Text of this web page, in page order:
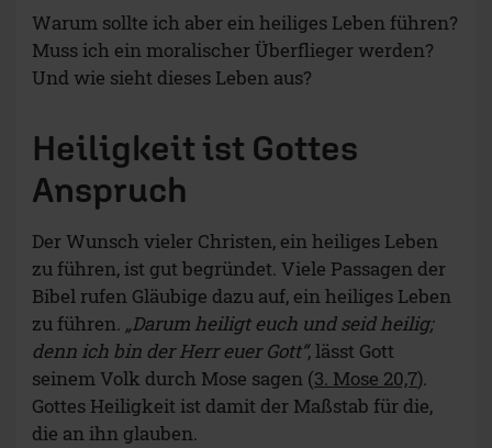
Warum sollte ich aber ein heiliges Leben führen?
Muss ich ein moralischer Überflieger werden?
Und wie sieht dieses Leben aus?
Heiligkeit ist Gottes
Anspruch
Der Wunsch vieler Christen, ein heiliges Leben
zu führen, ist gut begründet. Viele Passagen der
Bibel rufen Gläubige dazu auf, ein heiliges Leben
zu führen. „Darum heiligt euch und seid heilig;
denn ich bin der Herr euer Gott“, lässt Gott
seinem Volk durch Mose sagen (3. Mose 20,7).
Gottes Heiligkeit ist damit der Maßstab für die,
die an ihn glauben.